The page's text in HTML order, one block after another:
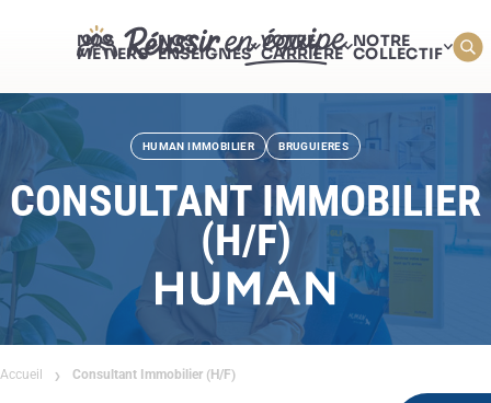
NOS
MÉTIERS
NOS
ENSEIGNES
VOTRE
CARRIÈRE
NOTRE
COLLECTIF
HUMAN IMMOBILIER BRUGUIERES
CONSULTANT IMMOBILIER
(H/F)
Accueil Consultant Immobilier (H/F)